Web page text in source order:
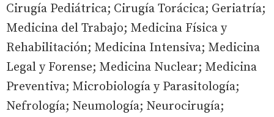
Cirugía Pediátrica; Cirugía Torácica; Geriatría;
Medicina del Trabajo; Medicina Física y
Rehabilitación; Medicina Intensiva; Medicina
Legal y Forense; Medicina Nuclear; Medicina
Preventiva; Microbiología y Parasitología;
Nefrología; Neumología; Neurocirugía;